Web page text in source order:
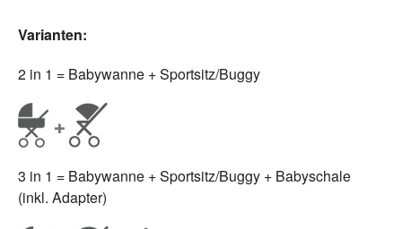
Varianten:
2 in 1 = Babywanne + Sportsitz/Buggy
3 in 1 = Babywanne + Sportsitz/Buggy + Babyschale
(inkl. Adapter)